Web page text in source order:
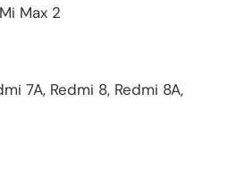
Max 2
7A, Redmi 8, Redmi 8A,